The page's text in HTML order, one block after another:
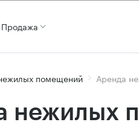
Продажа
помещений Аренда
нежилых